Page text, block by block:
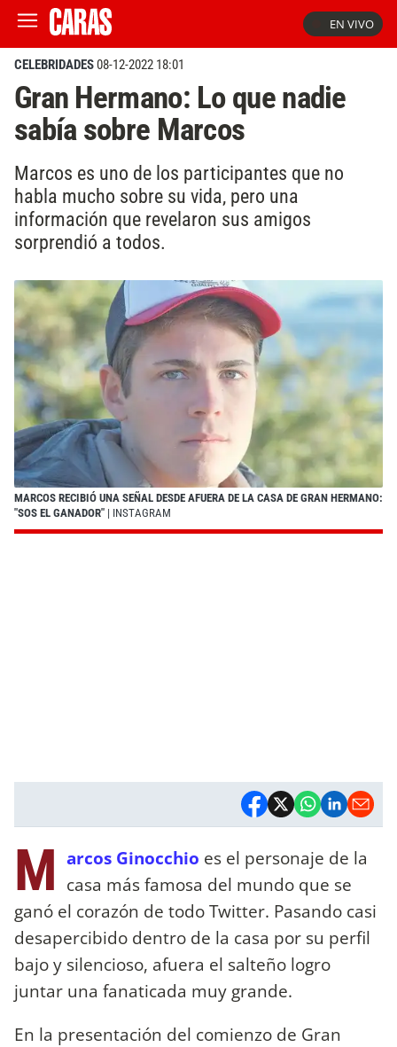
EN VIVO
CELEBRIDADES08-12-2022 18:01
Gran Hermano: Lo que nadie
sabía sobre Marcos
Marcos es uno de los participantes que no
habla mucho sobre su vida, pero una
información que revelaron sus amigos
sorprendió a todos.
MARCOS RECIBIÓ UNA SEÑAL DESDE AFUERA DE LA CASA DE GRAN HERMANO:
"SOS EL GANADOR" | INSTAGRAM
M arcos Ginocchio es el personaje de la
casa más famosa del mundo que se
ganó el corazón de todo Twitter. Pasando casi
desapercibido dentro de la casa por su perfil
bajo y silencioso, afuera el salteño logro
juntar una fanaticada muy grande.
En la presentación del comienzo de Gran